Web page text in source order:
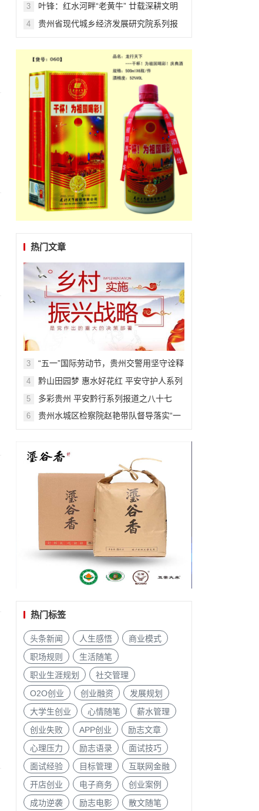
3
叶锋：红水河畔“老黄牛” 廿载深耕文明
4
贵州省现代城乡经济发展研究院系列报
热门文章
3
“五一”国际劳动节，贵州交警用坚守诠释
4
黔山田园梦 惠水好花红 平安守护人系列
5 多彩贵州 平安黔行系列报道之八十七
6
贵州水城区检察院赵艳带队督导落实“一
热门标签
头条新闻 人生感悟
商业模式
职场规则
生活随笔
职业生涯规划
社交管理
O2O创业
创业融资
发展规划
大学生创业
心情随笔
薪水管理
创业失败
APP创业
励志文章
心理压力
励志语录
面试技巧
面试经验
目标管理
互联网金融
开店创业
电子商务
创业案例
成功逆袭
励志电影
散文随笔